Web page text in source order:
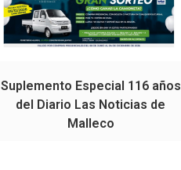
Suplemento Especial 116 años
del Diario Las Noticias de
Malleco